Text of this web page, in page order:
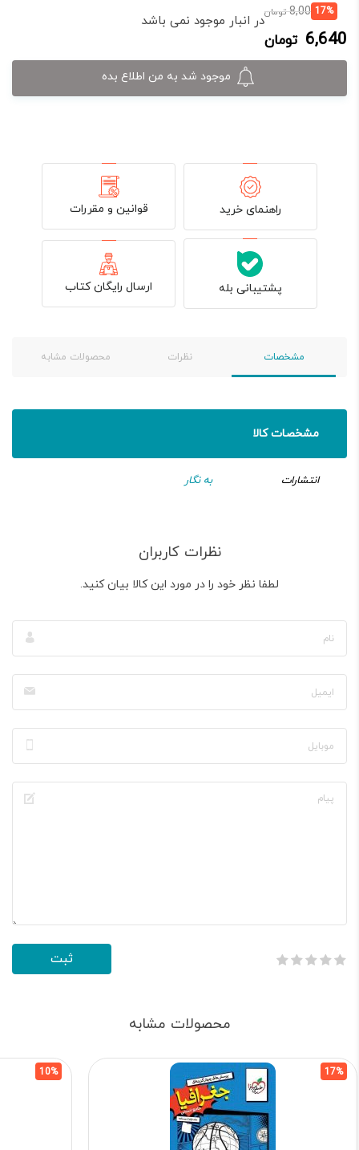
17%
8,000 تومانقیمت
اصلی:
6,640 تومان
قیمت
فعلی:
6,640 تومان.
در انبار موجود نمی باشد
موجود شد به من اطلاع بده
راهنمای خرید قوانین و مقررات
پشتیبانی بله ارسال رایگان کتاب
مشخصات نظرات محصولات مشابه
مشخصات کالا
انتشارات به نگار
نظرات کاربران
لطفا نظر خود را در مورد این کالا بیان کنید.
محصولات مشابه
17%
10%